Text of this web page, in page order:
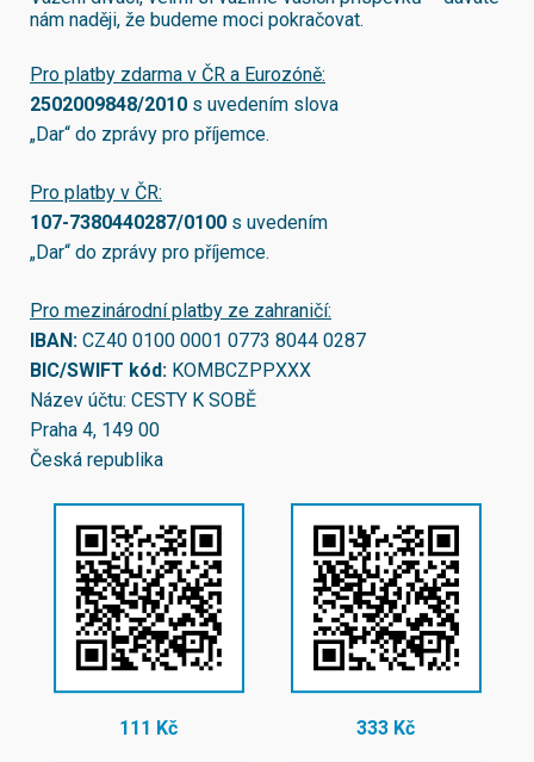
nám naději, že budeme moci pokračovat.
Pro platby zdarma v ČR a Eurozóně:
2502009848/2010 s uvedením slova
„Dar“ do zprávy pro příjemce.
Pro platby v ČR:
107-7380440287/0100 s uvedením
„Dar“ do zprávy pro příjemce.
Pro mezinárodní platby ze zahraničí:
IBAN: CZ40 0100 0001 0773 8044 0287
BIC/SWIFT kód: KOMBCZPPXXX
Název účtu: CESTY K SOBĚ
Praha 4, 149 00
Česká republika
111 Kč 333 Kč